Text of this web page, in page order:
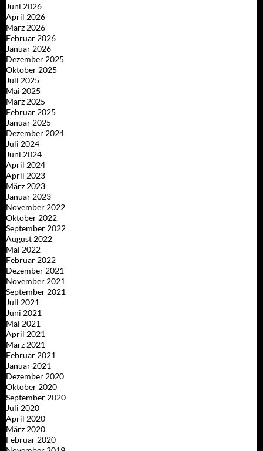
Juni 2026
April 2026
März 2026
Februar 2026
Januar 2026
Dezember 2025
Oktober 2025
Juli 2025
Mai 2025
März 2025
Februar 2025
Januar 2025
Dezember 2024
Juli 2024
Juni 2024
April 2024
April 2023
März 2023
Januar 2023
November 2022
Oktober 2022
September 2022
August 2022
Mai 2022
Februar 2022
Dezember 2021
November 2021
September 2021
Juli 2021
Juni 2021
Mai 2021
April 2021
März 2021
Februar 2021
Januar 2021
Dezember 2020
Oktober 2020
September 2020
Juli 2020
April 2020
März 2020
Februar 2020